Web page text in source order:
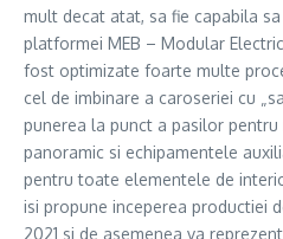
mult decat atat, sa fie capabila
platformei MEB – Modular
fost optimizate foarte multe
cel de imbinare a caroseriei cu
punerea la punct a pasilor
panoramic si echipamentele
pentru toate elementele de
isi propune inceperea productiei
2021 si de asemenea va